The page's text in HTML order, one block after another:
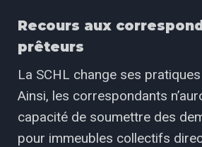
Recours aux
prêteurs
La SCHL change ses
Ainsi, les correspondants
capacité de soumettre des
pour immeubles collectifs